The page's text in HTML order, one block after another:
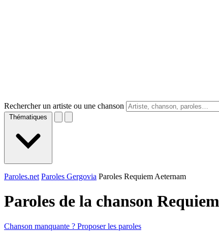
Rechercher un artiste ou une chanson
Thématiques
Paroles.net Paroles Gergovia Paroles Requiem Aeternam
Paroles de la chanson
Chanson manquante ? Proposer les paroles